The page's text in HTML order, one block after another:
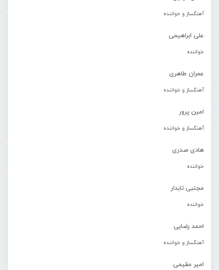
آهنگساز و خواننده
علی ابراهیمی
خواننده
عمران طاهری
آهنگساز و خواننده
امین پرور
آهنگساز و خواننده
هادی صدری
خواننده
مجتبی تابدار
خواننده
احمد رضایی
آهنگساز و خواننده
امیر مقیمی